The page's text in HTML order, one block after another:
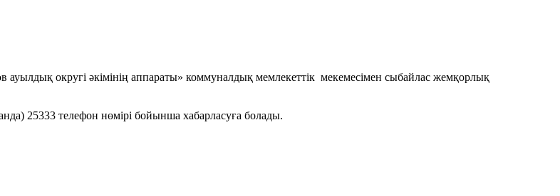
округі әкімінің аппараты» коммуналдық мемлекеттік мекемесімен сыбайлас жемқорлық
25333 телефон нөмірі бойынша хабарласуға болады.